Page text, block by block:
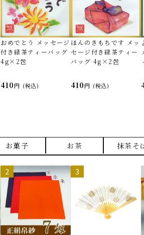
おめでとう メッセージ
付き緑茶ティーバッグ
4g×2包
410 (税込)
ほんのきもちです メッ
セージ付き緑茶ティー
バッグ 4g×2包
410 (税込)
お菓子 お茶 抹茶そ